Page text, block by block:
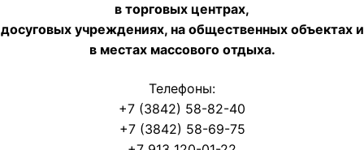
в торговых центрах,
досуговых учреждениях, на общественных объектах и
в местах массового отдыха.
Телефоны:
+7 (3842) 58-82-40
+7 (3842) 58-69-75